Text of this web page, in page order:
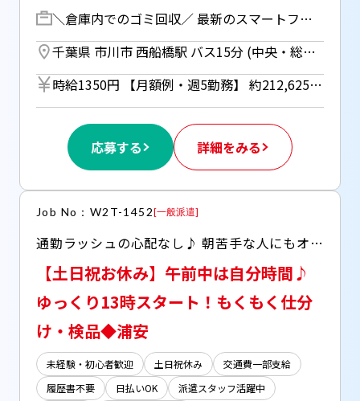
＼倉庫内でのゴミ回収／ 最新のスマートフォンや タブレット、電子時計を扱う 倉庫での清掃作業です。 【具体的なお仕事内容】 ・段ボールや梱包材、一般ごみの回収 ・ハンドフォークを使用しての移動 など ※作業中に出るゴミ回収がメイン 【未経験でも安心の理由】 扱うものは手のひらサイズの 軽い電子機器がメインです！ 重いものを持ち運ぶような 重労働はありません。 作業手順もシンプルなので、 倉庫でのお仕事が初めての方でも すぐに覚えられます。 ◆建物内は空調完備 暑い季節も快適な環境 ◆西船橋駅から無料送迎あり
千葉県 市川市 西船橋駅 バス15分 (中央・総武各駅停車) ／ 二俣新町駅 徒歩15分 (京葉線)
時給1350円 【月額例・週5勤務】 約212,625円(時給1,350円×実働8h×21日) ※月額例は一例であり、保証するものではありません。 ■日払いOK（所定労働時間の80％迄） ■給与は月1回の銀行振込となりますが、「JOBPAY（ジョブペイ）」の利用で就業当日に給料相当額の一部をセブン銀行や三菱UFJ銀行、コンビニ等のATMから受け取る事が可能です！※受取タイミングは自由だから週1回や月2回などの使い方もOK！ ◎『JOBPAY』はマイページにてカード発行手続き完了後より利用可能です♪ ⇒詳しくはお仕事紹介時に担当者までご相談ください
応募する 詳細をみる
Job No：W2T-1452[一般派遣]
通勤ラッシュの心配なし♪ 朝苦手な人にもオススメ！ ◆午後からのゆったりスタート ◆土日祝お休み＆残業すくなめ♪
【土日祝お休み】午前中は自分時間♪
ゆっくり13時スタート！もくもく仕分
け・検品◆浦安
未経験・初心者歓迎 土日祝休み
交通費一部支給
履歴書不要
日払いOK 派遣スタッフ活躍中